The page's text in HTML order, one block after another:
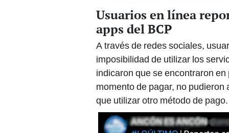
Usuarios en línea
apps del BCP
A través de redes sociales,
imposibilidad de utilizar los
indicaron que se encontraron
momento de pagar, no
que utilizar otro método de pago.